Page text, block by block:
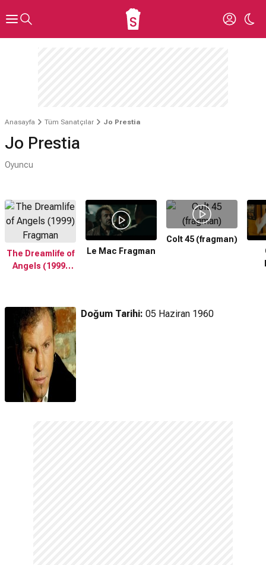
Anasayfa Tüm Sanatçılar Jo Prestia
Jo Prestia
Oyuncu
The Dreamlife of
Angels (1999)
Le Mac Fragman
Colt 45 (fragman)
Doğum Tarihi: 05 Haziran 1960